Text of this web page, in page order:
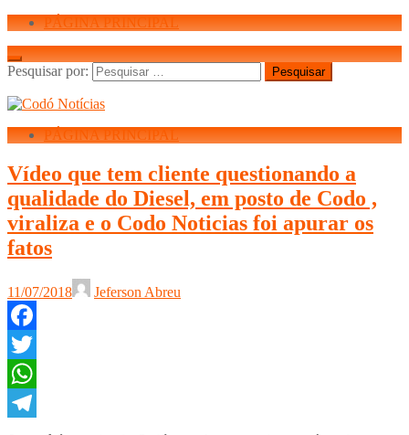
PÁGINA PRINCIPAL
Pesquisar por:
PÁGINA PRINCIPAL
Vídeo que tem cliente questionando a
qualidade do Diesel, em posto de Codo ,
viraliza e o Codo Noticias foi apurar os
fatos
11/07/2018 Jeferson Abreu
Facebook
Twitter
WhatsApp
Telegram